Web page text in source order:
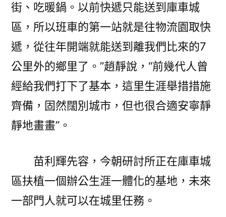
街、吃暖鍋。以前快遞只能送到庫車城
區，所以班車的第一站就是往物流園取快
遞，從往年開端就能送到離我們比來的7
公里外的鄉里了。”趙靜說，“前幾代人曾
經給我們打下了基本，這里生涯舉措措施
齊備，固然闊別城市，但也很合適安寧靜
靜地畫畫”。
苗利輝先容，今朝研討所正在庫車城
區扶植一個辦公生涯一體化的基地，未來
一部門人就可以在城里任務。